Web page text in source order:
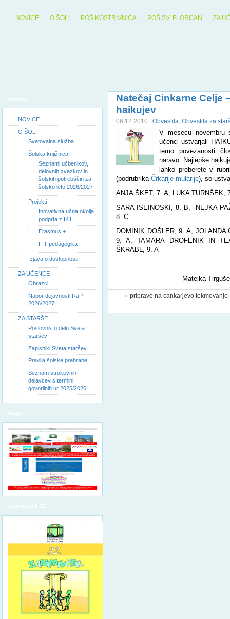
NOVICE O ŠOLI POŠ KOSTRIVNICA POŠ SV. FLORIJAN ZA
Vsebine
NOVICE
O ŠOLI
Svetovalna služba
Šolska knjižnica
Seznami učbenikov,
delovnih zvezkov in
šolskih potrebščin za
šolsko leto 2026/2027
Projekti
Inovativna učna okolja
podprta z IKT
Erasmus +
FIT pedagogika
Izjava o dostopnosti
ZA UČENCE
Obrazci
Nabor dejavnosti RaP
2026/2027
ZA STARŠE
Poslovnik o delu Sveta
staršev
Zapisniki Sveta staršev
Pravila šolske prehrane
Seznam strokovnih
delavcev s termini
govorilnih ur 2025/2026
Vizija
Zanimivček 32
Natečaj Cinkarne Celje
haikujev
06.12.2010 | Obvestila, Obvestila za
V mesecu novembru
učenci ustvarjali
temo povezanosti
naravo. Najlepše
lahko preberete v
(podrubrika Črkarije mularije), so
ANJA ŠKET, 7. A, LUKA TURNŠEK,
SARA ISEINOSKI, 8. B, NEJKA
8. C
DOMINIK DOŠLER, 9. A,
9. A, TAMARA DROFENIK IN
ŠKRABL, 9. A
Matejka
« priprave na cankarjevo tekmovanje